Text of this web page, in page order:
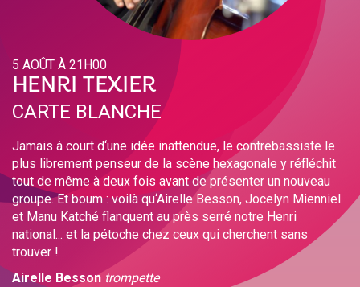
5 AOÛT À 21H00
HENRI TEXIER
CARTE BLANCHE
Jamais à court d‘une idée inattendue, le contrebassiste le
plus librement penseur de la scène hexagonale y réfléchit
tout de même à deux fois avant de présenter un nouveau
groupe. Et boum : voilà qu‘Airelle Besson, Jocelyn Mienniel
et Manu Katché flanquent au près serré notre Henri
national... et la pétoche chez ceux qui cherchent sans
trouver !
Airelle Besson trompette